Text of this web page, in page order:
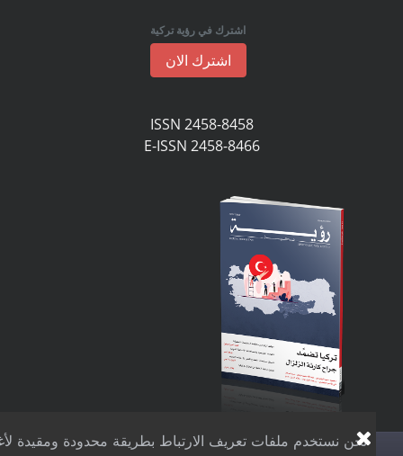
اشترك في رؤية تركية
اشترك الان
ISSN 2458-8458
E-ISSN 2458-8466
نحن نستخدم ملفات تعريف الارتباط بطريقة محدودة ومقيدة